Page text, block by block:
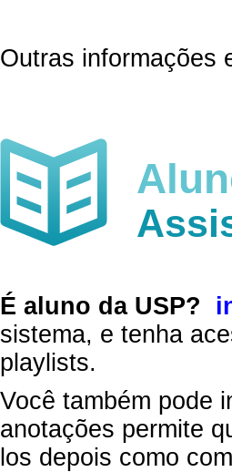
Outras informações
É aluno da USP?
sistema, e tenha
playlists.
Você também pode
anotações permite
los depois como